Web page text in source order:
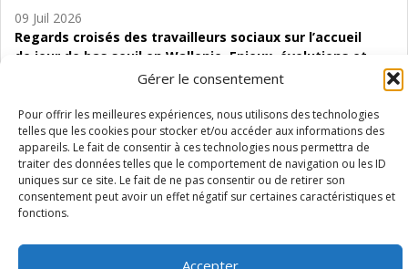
Gérer le consentement
Pour offrir les meilleures expériences, nous utilisons des technologies
telles que les cookies pour stocker et/ou accéder aux informations des
appareils. Le fait de consentir à ces technologies nous permettra de
traiter des données telles que le comportement de navigation ou les ID
uniques sur ce site. Le fait de ne pas consentir ou de retirer son
consentement peut avoir un effet négatif sur certaines caractéristiques et
fonctions.
Accepter
09 Juil 2026
Regards croisés des travailleurs sociaux sur l’accueil
de jour de bas seuil en Wallonie. Enjeux, évolutions et
06 Juil 2026
Étude d’évaluabilité des Structures
d’accompagnement à l’autocréation d’emploi (SAACE)
01 Juil 2026
Pénurie du personnel infirmier :quels indicateurs
Wallonie ?